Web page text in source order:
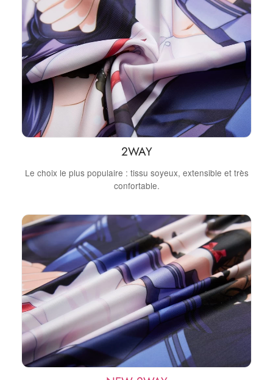
2WAY
Le choix le plus populaire : tissu soyeux, extensible et très
confortable.